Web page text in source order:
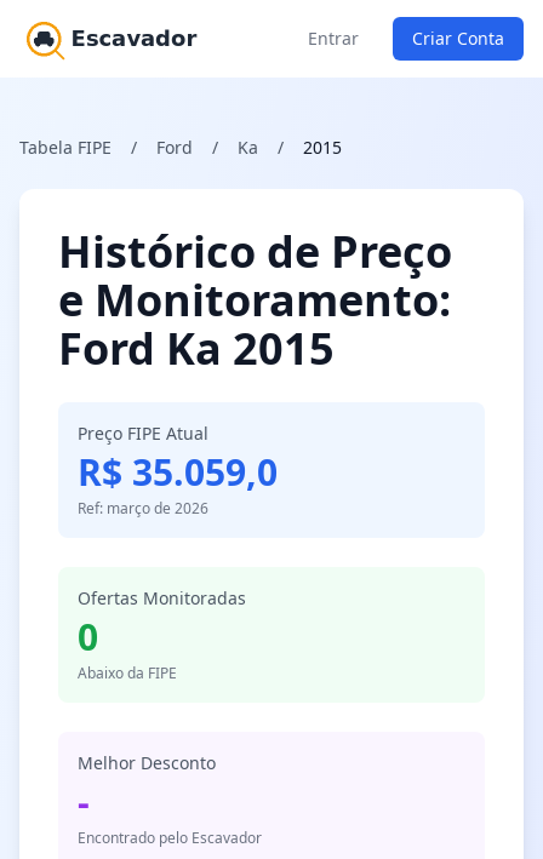
Entrar Criar Conta
Tabela FIPE / Ford / Ka / 2015
Histórico de Preço
e Monitoramento:
Ford Ka 2015
Preço FIPE Atual
R$ 35.059,0
Ref: março de 2026
Ofertas Monitoradas
0
Abaixo da FIPE
Melhor Desconto
-
Encontrado pelo Escavador